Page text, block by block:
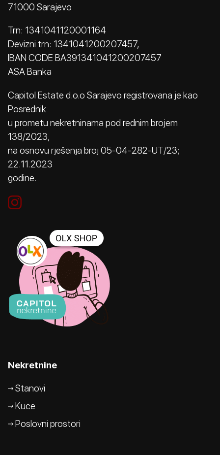
71000 Sarajevo
Trn: 1341041120001164
Devizni trn: 1341041200207457,
IBAN CODE BA391341041200207457
ASA Banka
Capitol Estate d.o.o Sarajevo registrovana je kao
Posrednik
u prometu nekretninama pod rednim brojem
138/2023,
na osnovu rješenja broj 05-04-282-UT/23;
22.11.2023
godine.
Nekretnine
Stanovi
Kuce
Poslovni prostori